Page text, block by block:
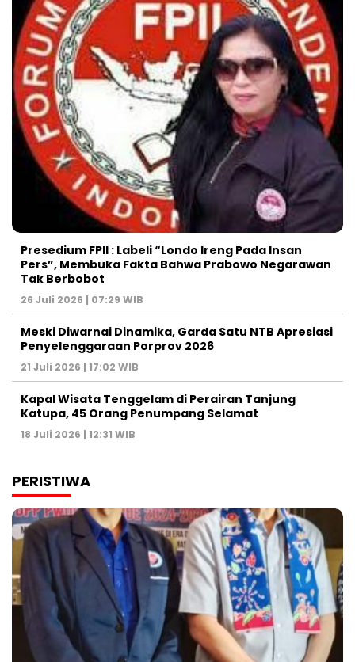
Presedium FPII : Labeli “Londo Ireng Pada Insan
Pers”, Membuka Fakta Bahwa Prabowo Negarawan
Tak Berbobot
26 Juli 2026 | 07:29 WIB
Meski Diwarnai Dinamika, Garda Satu NTB Apresiasi
Penyelenggaraan Porprov 2026 ‎
21 Juli 2026 | 17:02 WIB
Kapal Wisata Tenggelam di Perairan Tanjung
Katupa, 45 Orang Penumpang Selamat
18 Juli 2026 | 12:31 WIB
PERISTIWA